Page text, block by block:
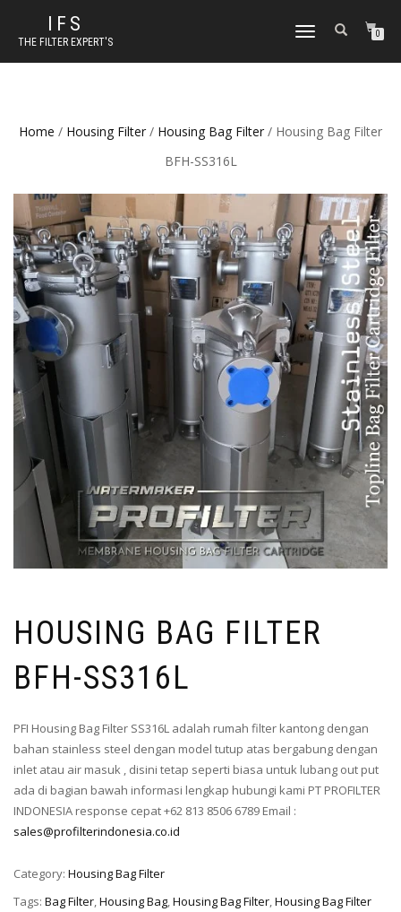
IFS
THE FILTER EXPERT'S
TOGGLE NAVIGATION0
Home / Housing Filter / Housing Bag Filter / Housing Bag Filter
BFH-SS316L
HOUSING BAG FILTER
BFH-SS316L
PFI Housing Bag Filter SS316L adalah rumah filter kantong dengan
bahan stainless steel dengan model tutup atas bergabung dengan
inlet atau air masuk , disini tetap seperti biasa untuk lubang out put
ada di bagian bawah informasi lengkap hubungi kami PT PROFILTER
INDONESIA response cepat +62 813 8506 6789 Email :
sales@profilterindonesia.co.id
Category: Housing Bag Filter
Tags: Bag Filter,Housing Bag,Housing Bag Filter,Housing Bag Filter